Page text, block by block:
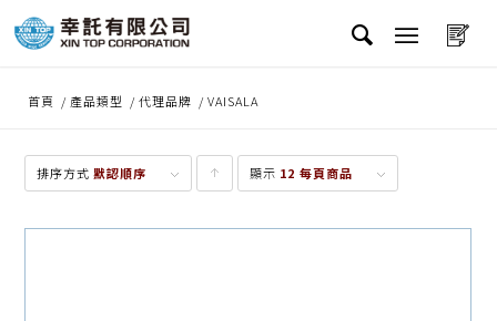
首頁 / 產品類型 / 代理品牌 / VAISALA
排序方式默認順序
點
顯示 12 每頁商品